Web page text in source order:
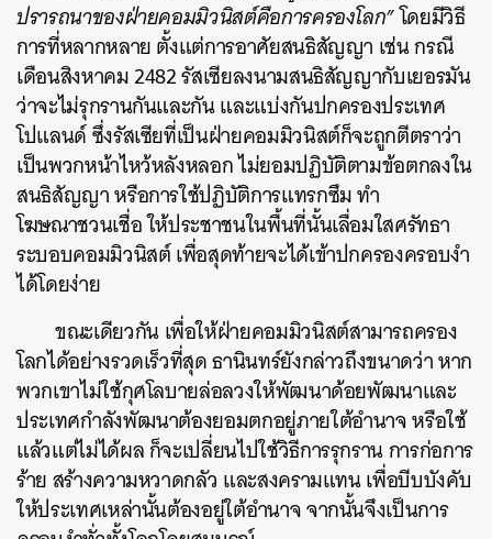
ปรารถนาของฝ่ายคอมมิวนิสต์คือการครองโลก”โดยมีวิธี
การที่หลากหลาย ตั้งแต่การอาศัยสนธิสัญญา เช่น กรณี
เดือนสิงหาคม 2482 รัสเซียลงนามสนธิสัญญากับเยอรมัน
ว่าจะไม่รุกรานกันและกัน และแบ่งกันปกครองประเทศ
โปแลนด์ ซึ่งรัสเซียที่เป็นฝ่ายคอมมิวนิสต์ก็จะถูกตีตราว่า
เป็นพวกหน้าไหว้หลังหลอก ไม่ยอมปฏิบัติตามข้อตกลงใน
สนธิสัญญา หรือการใช้ปฏิบัติการแทรกซึม ทำ
โฆษณาชวนเชื่อ ให้ประชาชนในพื้นที่นั้นเลื่อมใสศรัทธา
ระบอบคอมมิวนิสต์ เพื่อสุดท้ายจะได้เข้าปกครองครอบงำ
ได้โดยง่าย
ขณะเดียวกัน เพื่อให้ฝ่ายคอมมิวนิสต์สามารถครอง
โลกได้อย่างรวดเร็วที่สุด ธานินทร์ยังกล่าวถึงขนาดว่า หาก
พวกเขาไม่ใช้กุศโลบายล่อลวงให้พัฒนาด้อยพัฒนาและ
ประเทศกำลังพัฒนาต้องยอมตกอยู่ภายใต้อำนาจ หรือใช้
แล้วแต่ไม่ได้ผล ก็จะเปลี่ยนไปใช้วิธีการรุกราน การก่อการ
ร้าย สร้างความหวาดกลัว และสงครามแทน เพื่อบีบบังคับ
ให้ประเทศเหล่านั้นต้องอยู่ใต้อำนาจ จากนั้นจึงเป็นการ